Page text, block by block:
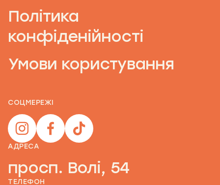
Політика
конфіденійності
Умови користування
СОЦМЕРЕЖІ
АДРЕСА
просп. Волі, 54
ТЕЛЕФОН